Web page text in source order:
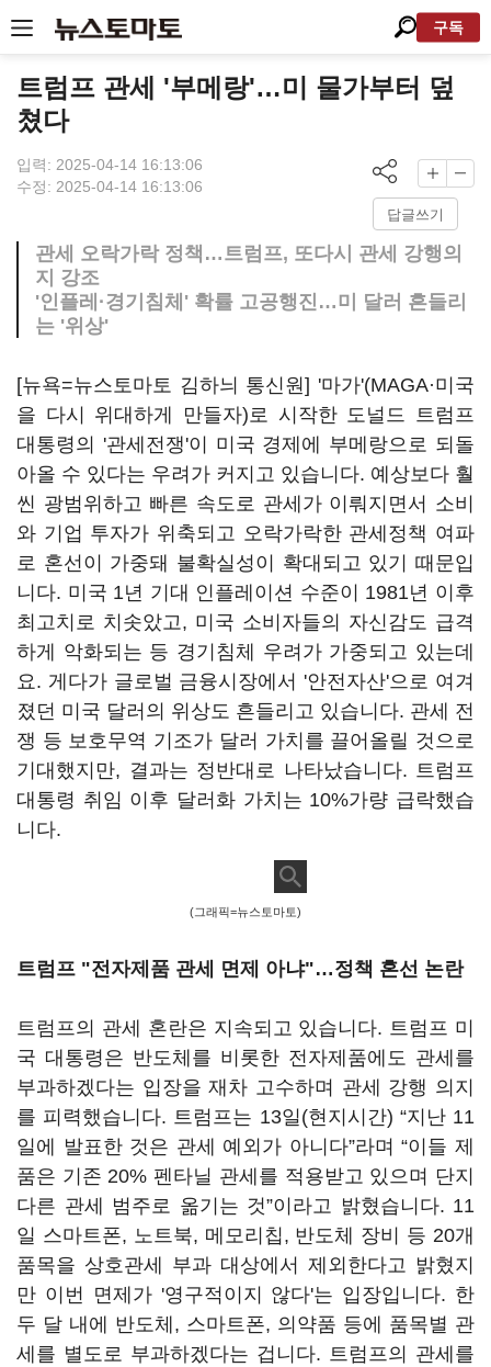
구독
트럼프 관세 '부메랑'…미 물가부터 덮
쳤다
입력: 2025-04-14 16:13:06
수정: 2025-04-14 16:13:06
답글쓰기
관세 오락가락 정책…트럼프, 또다시 관세 강행의
지 강조
'인플레·경기침체' 확률 고공행진…미 달러 흔들리
는 '위상'
[뉴욕=뉴스토마토 김하늬 통신원] '마가'(MAGA·미국
을 다시 위대하게 만들자)로 시작한 도널드 트럼프
대통령의 '관세전쟁'이 미국 경제에 부메랑으로 되돌
아올 수 있다는 우려가 커지고 있습니다. 예상보다 훨
씬 광범위하고 빠른 속도로 관세가 이뤄지면서 소비
와 기업 투자가 위축되고 오락가락한 관세정책 여파
로 혼선이 가중돼 불확실성이 확대되고 있기 때문입
니다. 미국 1년 기대 인플레이션 수준이 1981년 이후
최고치로 치솟았고, 미국 소비자들의 자신감도 급격
하게 악화되는 등 경기침체 우려가 가중되고 있는데
요. 게다가 글로벌 금융시장에서 '안전자산'으로 여겨
졌던 미국 달러의 위상도 흔들리고 있습니다. 관세 전
쟁 등 보호무역 기조가 달러 가치를 끌어올릴 것으로
기대했지만, 결과는 정반대로 나타났습니다. 트럼프
대통령 취임 이후 달러화 가치는 10%가량 급락했습
니다.
(그래픽=뉴스토마토)
트럼프 "전자제품 관세 면제 아냐"…정책 혼선 논란
트럼프의 관세 혼란은 지속되고 있습니다. 트럼프 미
국 대통령은 반도체를 비롯한 전자제품에도 관세를
부과하겠다는 입장을 재차 고수하며 관세 강행 의지
를 피력했습니다. 트럼프는 13일(현지시간) “지난 11
일에 발표한 것은 관세 예외가 아니다”라며 “이들 제
품은 기존 20% 펜타닐 관세를 적용받고 있으며 단지
다른 관세 범주로 옮기는 것”이라고 밝혔습니다. 11
일 스마트폰, 노트북, 메모리칩, 반도체 장비 등 20개
품목을 상호관세 부과 대상에서 제외한다고 밝혔지
만 이번 면제가 '영구적이지 않다'는 입장입니다. 한
두 달 내에 반도체, 스마트폰, 의약품 등에 품목별 관
세를 별도로 부과하겠다는 겁니다. 트럼프의 관세를